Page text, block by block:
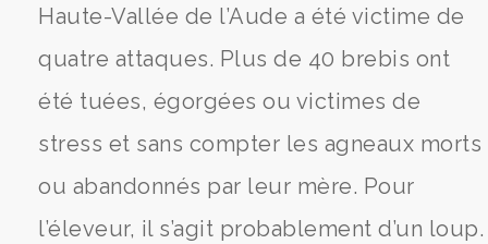
Haute-Vallée de l’Aude a été victime de
quatre attaques. Plus de 40 brebis ont
été tuées, égorgées ou victimes de
stress et sans compter les agneaux morts
ou abandonnés par leur mère. Pour
l’éleveur, il s’agit probablement d’un loup.